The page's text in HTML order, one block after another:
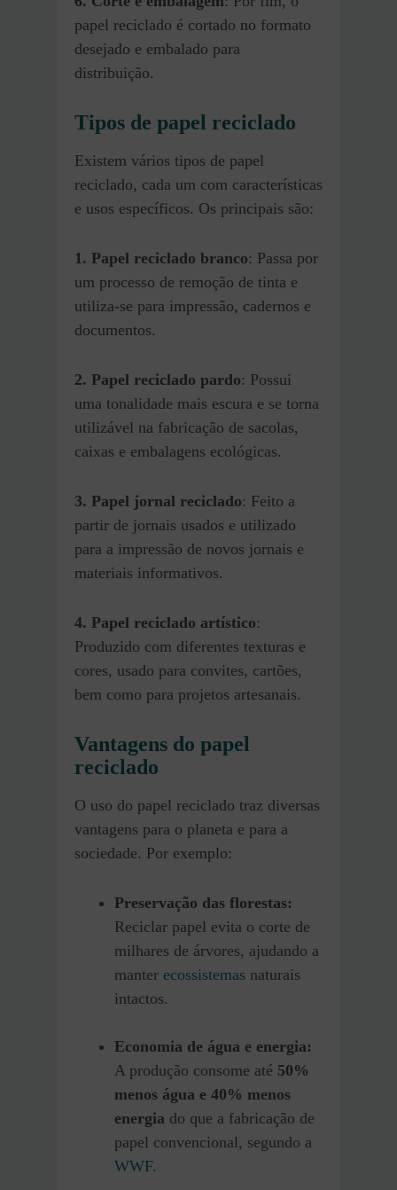
papel reciclado é cortado no formato
desejado e embalado para
distribuição.
Tipos de papel reciclado
Existem vários tipos de papel
reciclado, cada um com características
e usos específicos. Os principais são:
1. Papel reciclado branco: Passa por
um processo de remoção de tinta e
utiliza-se para impressão, cadernos e
documentos.
2. Papel reciclado pardo: Possui
uma tonalidade mais escura e se torna
utilizável na fabricação de sacolas,
caixas e embalagens ecológicas.
3. Papel jornal reciclado: Feito a
partir de jornais usados e utilizado
para a impressão de novos jornais e
materiais informativos.
4. Papel reciclado artístico:
Produzido com diferentes texturas e
cores, usado para convites, cartões,
bem como para projetos artesanais.
Vantagens do papel
reciclado
O uso do papel reciclado traz diversas
vantagens para o planeta e para a
sociedade. Por exemplo:
Preservação das florestas:
Reciclar papel evita o corte de
milhares de árvores, ajudando a
manter ecossistemas naturais
intactos.
Economia de água e energia:
A produção consome até 50%
menos água e 40% menos
energia do que a fabricação de
papel convencional, segundo a
WWF.